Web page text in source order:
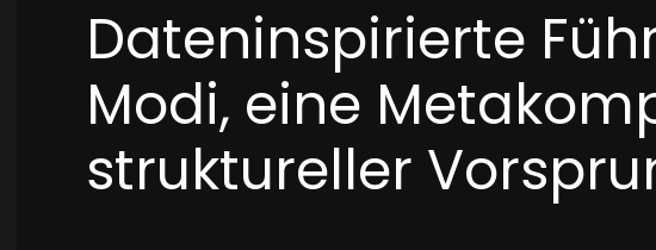
Dateninspirierte
Modi, eine
struktureller